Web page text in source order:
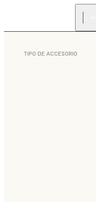
TIPO DE ACCESORIO